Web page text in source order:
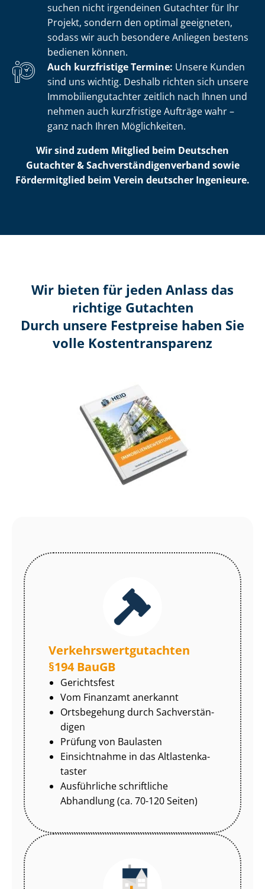
suchen nicht irgendeinen Gutachter für Ihr
Projekt, sondern den optimal geeigneten,
sodass wir auch besondere Anliegen bestens
bedienen können.
Auch kurzfristige Termine: Unsere Kunden
sind uns wichtig. Deshalb richten sich unsere
Im­mo­bi­li­en­gut­ach­ter zeitlich nach Ihnen und
nehmen auch kurzfristige Aufträge wahr –
ganz nach Ihren Möglichkeiten.
Wir sind zudem Mitglied beim Deutschen
Gutachter & Sach­ver­stän­di­gen­ver­band sowie
Fördermitglied beim Verein deutscher Ingenieure.
Wir bieten für jeden Anlass das
richtige Gutachten
Durch unsere Festpreise haben Sie
volle Kosten­transparenz
Ver­kehrs­wert­gut­ach­ten
§194 BauGB
Gerichtsfest
Vom Finanzamt anerkannt
Ortsbegehung durch Sach­ver­stän­
di­gen
Prüfung von Baulasten
Einsichtnahme in das Alt­las­ten­ka­
tas­ter
Ausführliche schriftliche
Abhandlung (ca. 70-120 Seiten)